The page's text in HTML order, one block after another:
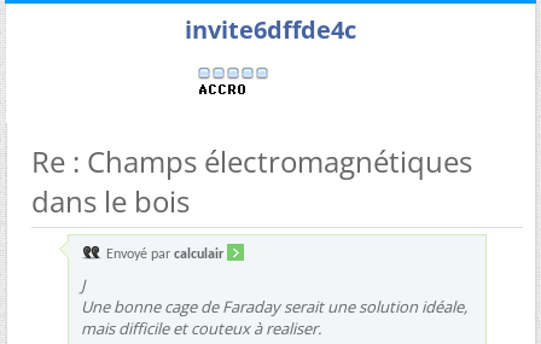
invite6dffde4c
Re : Champs électromagnétiques
dans le bois
Envoyé par calculair
J
Une bonne cage de Faraday serait une solution idéale,
mais difficile et couteux à realiser.